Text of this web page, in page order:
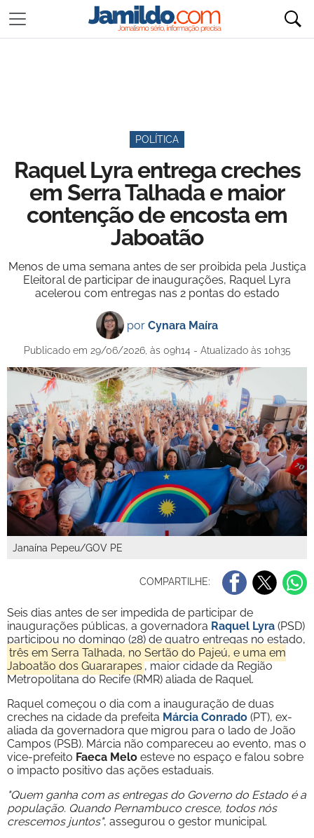
POLÍTICA
Raquel Lyra entrega creches
em Serra Talhada e maior
contenção de encosta em
Jaboatão
Menos de uma semana antes de ser proibida pela Justiça
Eleitoral de participar de inaugurações, Raquel Lyra
acelerou com entregas nas 2 pontas do estado
por Cynara Maíra
Publicado em 29/06/2026, às 09h14 - Atualizado às 10h35
Janaína Pepeu/GOV PE
COMPARTILHE:
Seis dias antes de ser impedida de participar de
inaugurações públicas, a governadora Raquel Lyra (PSD)
participou no domingo (28) de quatro entregas no estado,
três em Serra Talhada, no Sertão do Pajeú, e uma em
Jaboatão dos Guararapes , maior cidade da Região
Metropolitana do Recife (RMR) aliada de Raquel.
Raquel começou o dia com a inauguração de duas
creches na cidade da prefeita Márcia Conrado (PT), ex-
aliada da governadora que migrou para o lado de João
Campos (PSB). Márcia não compareceu ao evento, mas o
vice-prefeito Faeca Melo esteve no espaço e falou sobre
o impacto positivo das ações estaduais.
"Quem ganha com as entregas do Governo do Estado é a
população. Quando Pernambuco cresce, todos nós
crescemos juntos", assegurou o gestor municipal.